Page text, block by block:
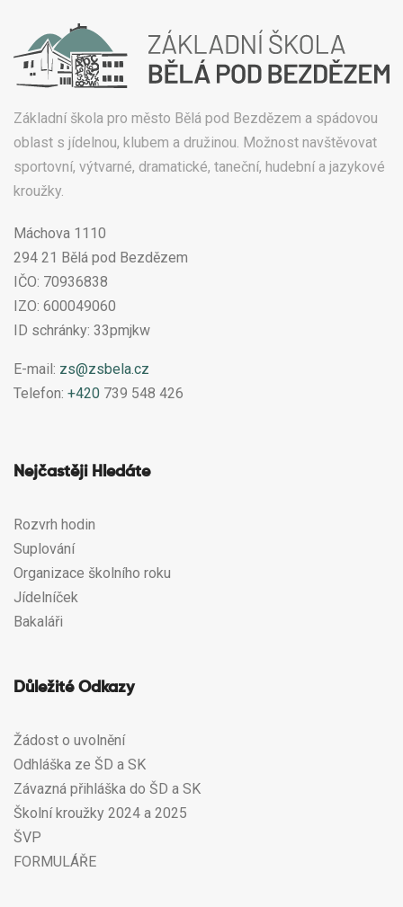
Základní škola pro město Bělá pod Bezdězem a spádovou
oblast s jídelnou, klubem a družinou. Možnost navštěvovat
sportovní, výtvarné, dramatické, taneční, hudební a jazykové
kroužky.
Máchova 1110
294 21 Bělá pod Bezdězem
IČO: 70936838
IZO: 600049060
ID schránky: 33pmjkw
E-mail: zs@zsbela.cz
Telefon: +420 739 548 426
Nejčastěji Hledáte
Rozvrh hodin
Suplování
Organizace školního roku
Jídelníček
Bakaláři
Důležité Odkazy
Žádost o uvolnění
Odhláška ze ŠD a SK
Závazná přihláška do ŠD a SK
Školní kroužky 2024 a 2025
ŠVP
FORMULÁŘE